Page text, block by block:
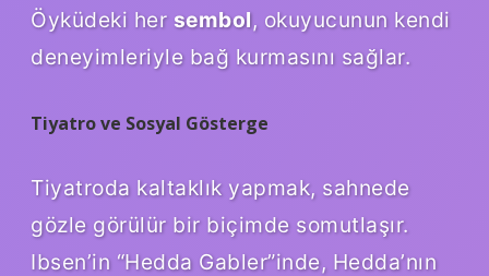
Öyküdeki her sembol, okuyucunun kendi
deneyimleriyle bağ kurmasını sağlar.
Tiyatro ve Sosyal Gösterge
Tiyatroda kaltaklık yapmak, sahnede
gözle görülür bir biçimde somutlaşır.
Ibsen’in “Hedda Gabler”inde, Hedda’nın